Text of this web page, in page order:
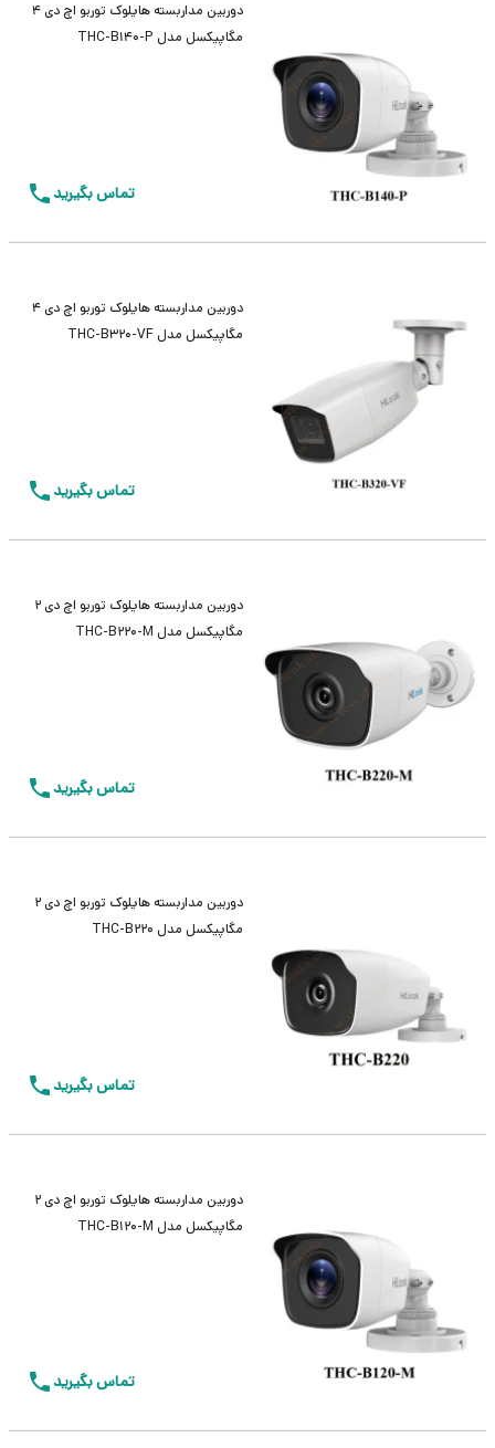
دوربین مداربسته هایلوک توربو اچ دی 4
مگاپیکسل مدل THC-B140-P
تماس بگیرید
دوربین مداربسته هایلوک توربو اچ دی 4
مگاپیکسل مدل THC-B320-VF
تماس بگیرید
دوربین مداربسته هایلوک توربو اچ دی 2
مگاپیکسل مدل THC-B220-M
تماس بگیرید
دوربین مداربسته هایلوک توربو اچ دی 2
مگاپیکسل مدل THC-B220
تماس بگیرید
دوربین مداربسته هایلوک توربو اچ دی 2
مگاپیکسل مدل THC-B120-M
تماس بگیرید